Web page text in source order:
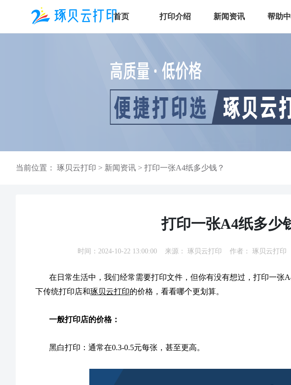
首页 打印介绍 新闻资讯 帮助
当前位置： 琢贝云打印 > 新闻资讯 > 打印一张A4纸多少钱？
打印一张A4纸多少
时间：2024-10-22 13:00:00 来源： 琢贝云打印 作者： 琢贝云打印
在日常生活中，我们经常需要打印文件，但你有没有想过，打印一张
下传统打印店和琢贝云打印的价格，看看哪个更划算。
一般打印店的价格：
黑白打印：通常在0.3-0.5元每张，甚至更高。